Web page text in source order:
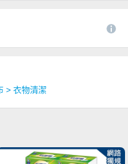
> 衣物清潔